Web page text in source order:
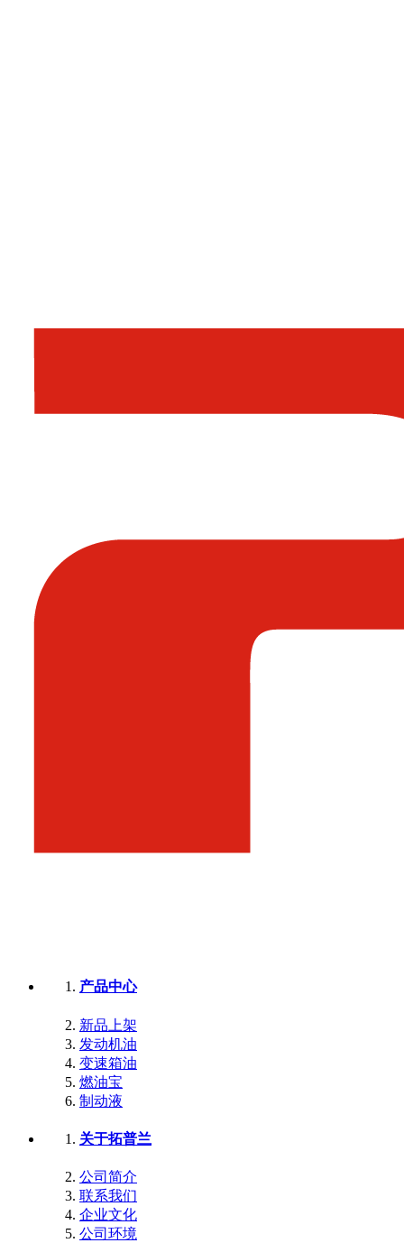
产品中心
新品上架
发动机油
变速箱油
燃油宝
制动液
关于拓普兰
公司简介
联系我们
企业文化
公司环境